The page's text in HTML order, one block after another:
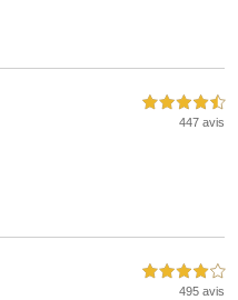
4,5 étoiles sur 5
447 avis
4,0 étoiles sur 5
495 avis